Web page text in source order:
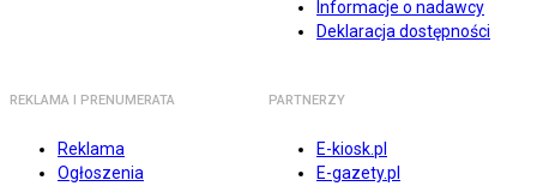
Informacje o nadawcy
Deklaracja dostępności
REKLAMA I PRENUMERATA
Reklama
Ogłoszenia
PARTNERZY
E-kiosk.pl
E-gazety.pl